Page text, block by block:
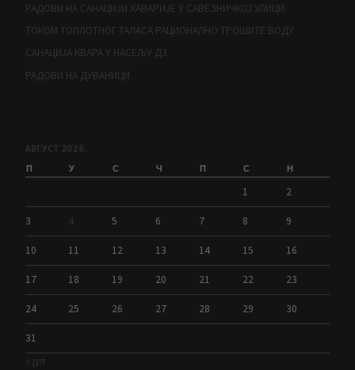
РАДОВИ НА САНАЦИЈИ ХАВАРИЈЕ У САВЕЗНИЧКОЈ УЛИЦИ
ТОКОМ ТОПЛОТНОГ ТАЛАСА РАЦИОНАЛНО ТРОШИТЕ ВОДУ
САНАЦИЈА КВАРА У НАСЕЉУ Д3
РАДОВИ НА ДУВАНИЦИ
АВГУСТ 2026.
П У С Ч П С Н
1 2
3 4 5 6 7 8 9
10 11 12 13 14 15 16
17 18 19 20 21 22 23
24 25 26 27 28 29 30
31
« јул